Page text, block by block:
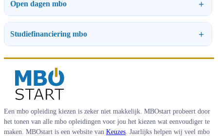
Open dagen mbo
Studiefinanciering mbo
Een mbo opleiding kiezen is zeker niet makkelijk. MBOstart probeert door
het tonen van alle mbo opleidingen voor jou het kiezen wat eenvoudiger te
maken. MBOstart is een website van Keuzes . Jaarlijks helpen wij veel mbo